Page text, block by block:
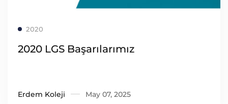
2020
2020 LGS Başarılarımız
Erdem Koleji May 07, 2025